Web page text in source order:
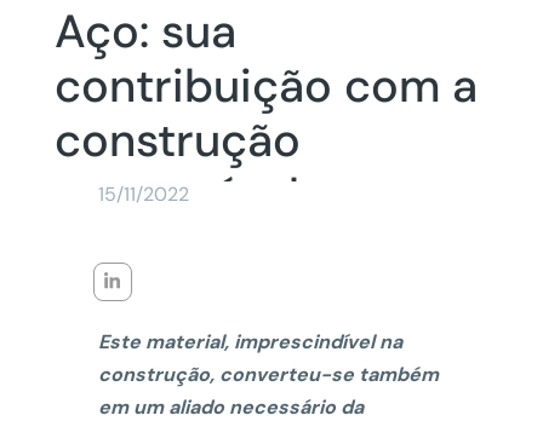
Aço: sua
contribuição com a
construção
sustentável
15/11/2022
Este material, imprescindível na
construção, converteu-se também
em um aliado necessário da